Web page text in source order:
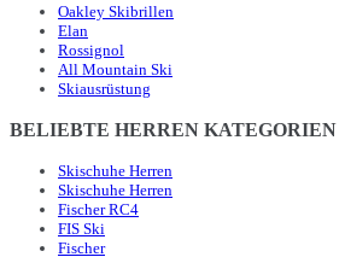
Oakley Skibrillen
Elan
Rossignol
All Mountain Ski
Skiausrüstung
BELIEBTE HERREN KATEGORIEN
Skischuhe Herren
Skischuhe Herren
Fischer RC4
FIS Ski
Fischer